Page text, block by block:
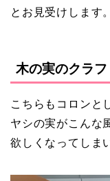
とお見受けします。
木の実のクラフ
こちらもコロンと
ヤシの実がこんな
欲しくなってしま